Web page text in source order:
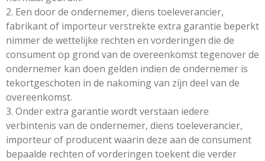
2. Een door de ondernemer, diens toeleverancier,
fabrikant of importeur verstrekte extra garantie beperkt
nimmer de wettelijke rechten en vorderingen die de
consument op grond van de overeenkomst tegenover de
ondernemer kan doen gelden indien de ondernemer is
tekortgeschoten in de nakoming van zijn deel van de
overeenkomst.
3. Onder extra garantie wordt verstaan iedere
verbintenis van de ondernemer, diens toeleverancier,
importeur of producent waarin deze aan de consument
bepaalde rechten of vorderingen toekent die verder